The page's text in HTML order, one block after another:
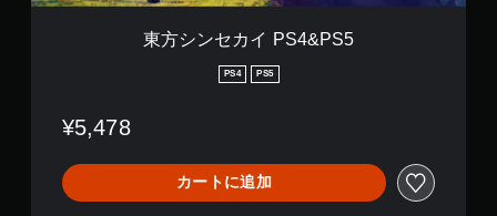
S
東方シンセカイ PS4&PS5
PS4 PS5
¥5,478
カートに追加